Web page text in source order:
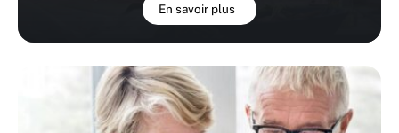
En savoir plus